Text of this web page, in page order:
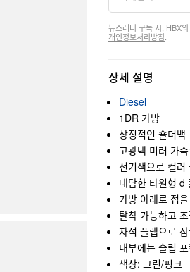
뉴스레터 구독 시, HBX
개인정보처리방침
상세 설명
Diesel
1DR 가방
상징적인 숄더백
고광택 미러 가
전기색으로 컬러
대담한 타원형 d
가방 아래로 접
탈착 가능하고
자석 플랩으로
내부에는 슬립
색상: 그린/핑크